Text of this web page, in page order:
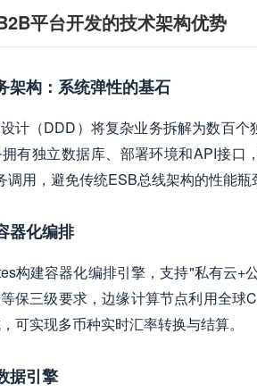
平台开发的技术架构优势
架构：系统弹性的基石
计（DDD）将复杂业务拆解为数百
有独立数据库、部署环境和API接
用，避免传统ESB总线架构的性能瓶
器化编排
构建容器化编排引擎，支持"私有云
保三级要求，边缘计算节点利用全
可实现多币种实时汇率转换与结算。
据引擎